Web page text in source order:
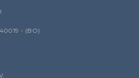
- (BO)